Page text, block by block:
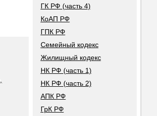
ГК РФ (часть 4)
КоАП РФ
ГПК РФ
Семейный кодекс
Жилищный кодекс
НК РФ (часть 1)
НК РФ (часть 2)
АПК РФ
ГрК РФ